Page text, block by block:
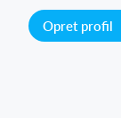
Opret profil